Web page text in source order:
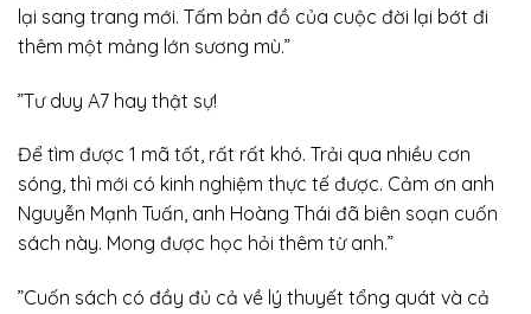
lại sang trang mới. Tấm bản đồ của cuộc đời lại bớt đi
thêm một mảng lớn sương mù.”
”Tư duy A7 hay thật sự!
Để tìm được 1 mã tốt, rất rất khó. Trải qua nhiều cơn
sóng, thì mới có kinh nghiệm thực tế được. Cảm ơn anh
Nguyễn Mạnh Tuấn, anh Hoàng Thái đã biên soạn cuốn
sách này. Mong được học hỏi thêm từ anh.”
”Cuốn sách có đầy đủ cả về lý thuyết tổng quát và cả